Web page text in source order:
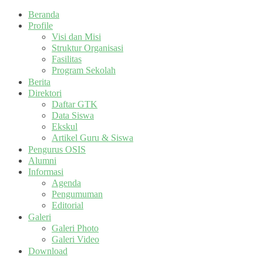
Beranda
Profile
Visi dan Misi
Struktur Organisasi
Fasilitas
Program Sekolah
Berita
Direktori
Daftar GTK
Data Siswa
Ekskul
Artikel Guru & Siswa
Pengurus OSIS
Alumni
Informasi
Agenda
Pengumuman
Editorial
Galeri
Galeri Photo
Galeri Video
Download